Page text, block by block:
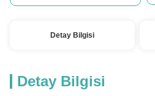
Detay Bilgisi
Detay Bilgisi